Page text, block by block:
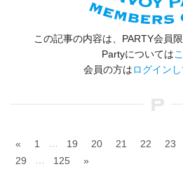
この記事の内容は、PARTY会員
Partyについては
会員の方はログイン
« 1 19 20 21 22 23
29
125 »